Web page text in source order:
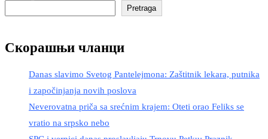
Pretraga
Скорашњи чланци
Danas slavimo Svetog Pantelejmona: Zaštitnik lekara, putnika
i započinjanja novih poslova
Neverovatna priča sa srećnim krajem: Oteti orao Feliks se
vratio na srpsko nebo